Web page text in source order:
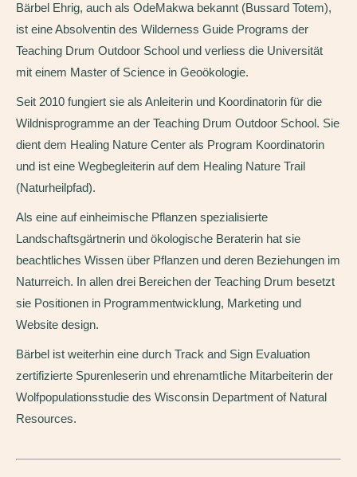
Bärbel Ehrig, auch als OdeMakwa bekannt (Bussard Totem),
ist eine Absolventin des Wilderness Guide Programs der
Teaching Drum Outdoor School und verliess die Universität
mit einem Master of Science in Geoökologie.
Seit 2010 fungiert sie als Anleiterin und Koordinatorin für die
Wildnisprogramme an der Teaching Drum Outdoor School. Sie
dient dem Healing Nature Center als Program Koordinatorin
und ist eine Wegbegleiterin auf dem Healing Nature Trail
(Naturheilpfad).
Als eine auf einheimische Pflanzen spezialisierte
Landschaftsgärtnerin und ökologische Beraterin hat sie
beachtliches Wissen über Pflanzen und deren Beziehungen im
Naturreich. In allen drei Bereichen der Teaching Drum besetzt
sie Positionen in Programmentwicklung, Marketing und
Website design.
Bärbel ist weiterhin eine durch Track and Sign Evaluation
zertifizierte Spurenleserin und ehrenamtliche Mitarbeiterin der
Wolfpopulationsstudie des Wisconsin Department of Natural
Resources.